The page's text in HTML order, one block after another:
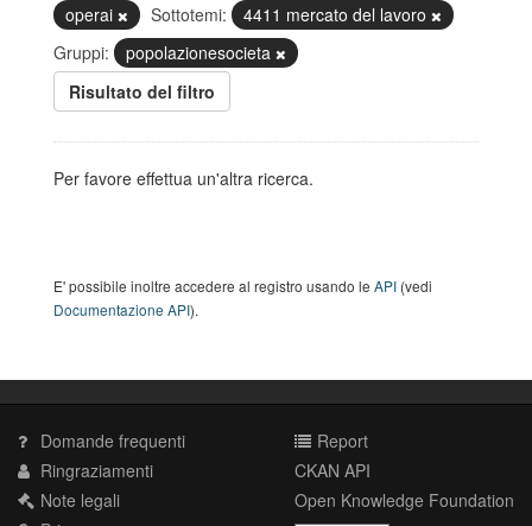
operai
Sottotemi:
4411 mercato del lavoro
Gruppi:
popolazionesocieta
Risultato del filtro
Per favore effettua un'altra ricerca.
E' possibile inoltre accedere al registro usando le API (vedi
Documentazione API).
Domande frequenti
Ringraziamenti
Note legali
Report
CKAN API
Open Knowledge Foundation